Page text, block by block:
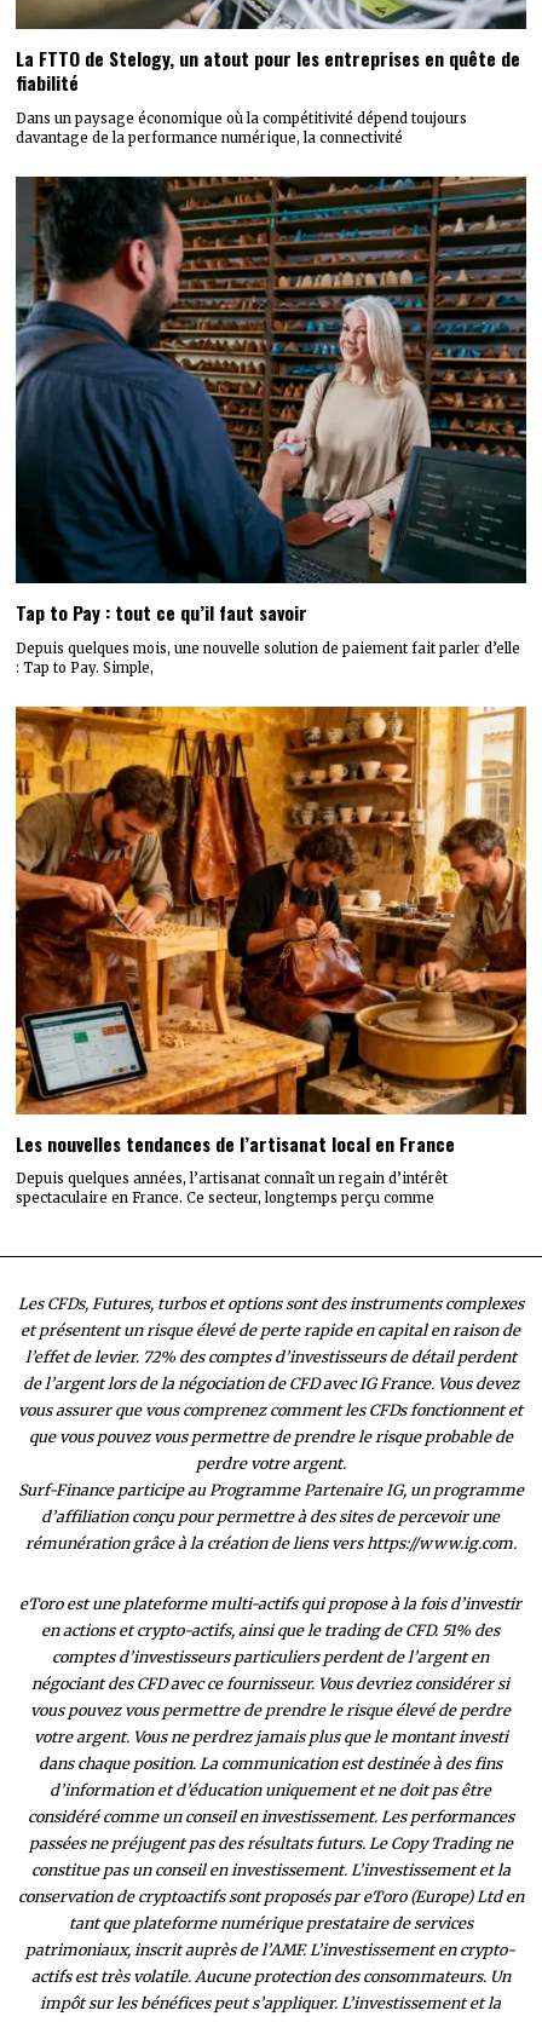
La FTTO de Stelogy, un atout pour les entreprises en quête de
fiabilité
Dans un paysage économique où la compétitivité dépend toujours
davantage de la performance numérique, la connectivité
Tap to Pay : tout ce qu’il faut savoir
Depuis quelques mois, une nouvelle solution de paiement fait parler d’elle
: Tap to Pay. Simple,
Les nouvelles tendances de l’artisanat local en France
Depuis quelques années, l’artisanat connaît un regain d’intérêt
spectaculaire en France. Ce secteur, longtemps perçu comme
Les CFDs, Futures, turbos et options sont des instruments complexes
et présentent un risque élevé de perte rapide en capital en raison de
l’effet de levier. 72% des comptes d’investisseurs de détail perdent
de l’argent lors de la négociation de CFD avec IG France. Vous devez
vous assurer que vous comprenez comment les CFDs fonctionnent et
que vous pouvez vous permettre de prendre le risque probable de
perdre votre argent.
Surf-Finance participe au Programme Partenaire IG, un programme
d’affiliation conçu pour permettre à des sites de percevoir une
rémunération grâce à la création de liens vers https://www.ig.com.
eToro est une plateforme multi-actifs qui propose à la fois d’investir
en actions et crypto-actifs, ainsi que le trading de CFD. 51% des
comptes d’investisseurs particuliers perdent de l’argent en
négociant des CFD avec ce fournisseur. Vous devriez considérer si
vous pouvez vous permettre de prendre le risque élevé de perdre
votre argent. Vous ne perdrez jamais plus que le montant investi
dans chaque position. La communication est destinée à des fins
d’information et d’éducation uniquement et ne doit pas être
considéré comme un conseil en investissement. Les performances
passées ne préjugent pas des résultats futurs. Le Copy Trading ne
constitue pas un conseil en investissement. L’investissement et la
conservation de cryptoactifs sont proposés par eToro (Europe) Ltd en
tant que plateforme numérique prestataire de services
patrimoniaux, inscrit auprès de l’AMF. L’investissement en crypto-
actifs est très volatile. Aucune protection des consommateurs. Un
impôt sur les bénéfices peut s’appliquer. L’investissement et la